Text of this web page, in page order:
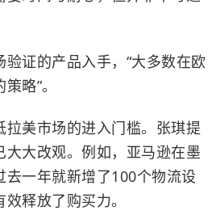
证的产品入手，“大多数在欧
略”。
美市场的进入门槛。张琪提
大改观。例如，亚马逊在墨
一年就新增了100个物流设
释放了购买力。